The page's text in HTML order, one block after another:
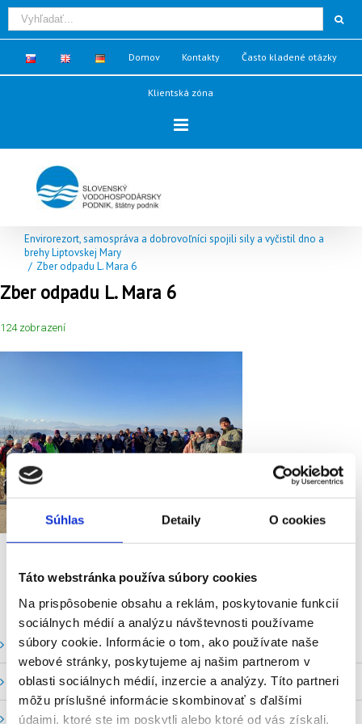
Súhlas Detaily O cookies
Táto webstránka používa súbory cookies
Na prispôsobenie obsahu a reklám, poskytovanie funkcií
sociálnych médií a analýzu návštevnosti používame
súbory cookie. Informácie o tom, ako používate naše
webové stránky, poskytujeme aj našim partnerom v
oblasti sociálnych médií, inzercie a analýzy. Títo partneri
môžu príslušné informácie skombinovať s ďalšími
údajmi, ktoré ste im poskytli alebo ktoré od vás získali,
Domov Kontakty Často kladené otázky
Klientská zóna
Envirorezort, samospráva a dobrovoľníci spojili sily a vyčistil dno a
brehy Liptovskej Mary
/ Zber odpadu L. Mara 6
Zber odpadu L. Mara 6
124 zobrazení
Vodné stavy a prietoky SHMU
Stavy a prietoky SVP, š. p.
Mapový portál